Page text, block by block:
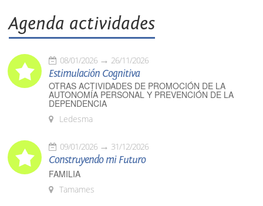
Agenda actividades
08/01/2026 26/11/2026
Estimulación Cognitiva
OTRAS ACTIVIDADES DE PROMOCIÓN DE LA
AUTONOMÍA PERSONAL Y PREVENCIÓN DE LA
DEPENDENCIA
Ledesma
09/01/2026 31/12/2026
Construyendo mi Futuro
FAMILIA
Tamames